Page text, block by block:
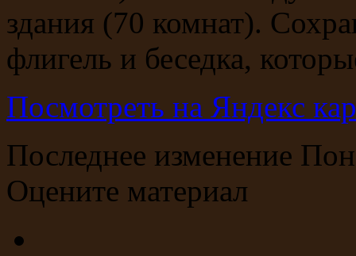
здания (70 комнат).
флигель и беседка,
Посмотреть на Яндекс
Последнее изменение
Оцените материал